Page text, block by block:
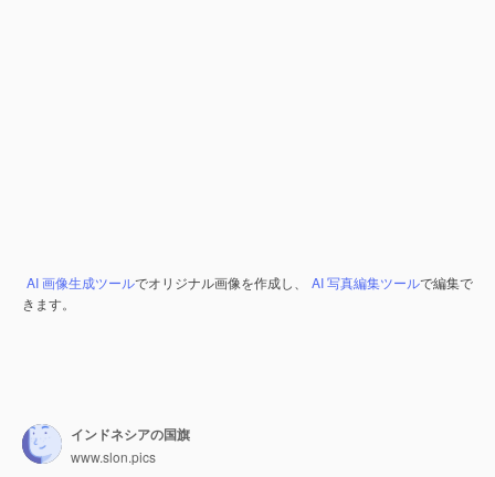
AI 画像生成ツールでオリジナル画像を作成し、 AI 写真編集ツールで編集で
きます。
インドネシアの国旗
www.slon.pics